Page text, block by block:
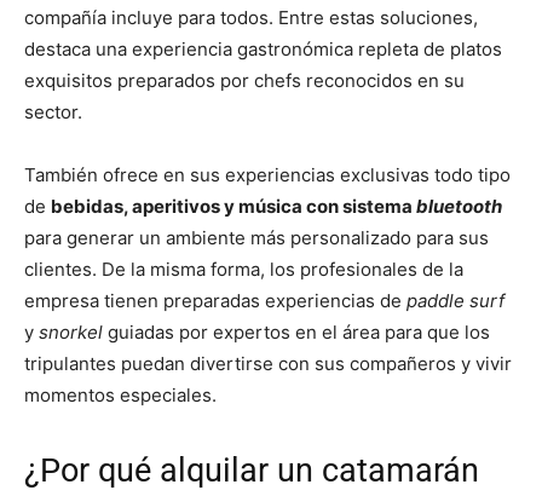
compañía incluye para todos. Entre estas soluciones,
destaca una experiencia gastronómica repleta de platos
exquisitos preparados por chefs reconocidos en su
sector.
También ofrece en sus experiencias exclusivas todo tipo
de bebidas, aperitivos y música con sistema bluetooth
para generar un ambiente más personalizado para sus
clientes. De la misma forma, los profesionales de la
empresa tienen preparadas experiencias de paddle surf
y snorkel guiadas por expertos en el área para que los
tripulantes puedan divertirse con sus compañeros y vivir
momentos especiales.
¿Por qué alquilar un catamarán